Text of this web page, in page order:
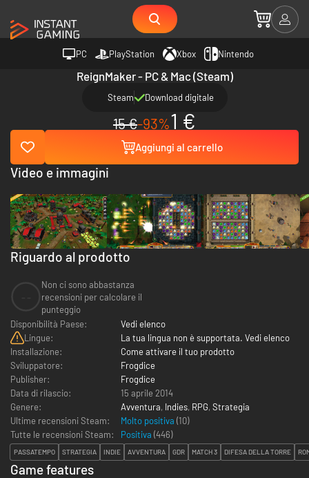
PC PlayStation Xbox Nintendo
ReignMaker - PC & Mac (Steam)
Steam Download digitale
15 €-93%1 €
Aggiungi al carrello
Riguardo al prodotto
Non ci sono abbastanza
recensioni per calcolare il
punteggio
Disponibilità Paese:
Vedi elenco
Lingue:
La tua lingua non è supportata. Vedi elenco
Installazione:
Come attivare il tuo prodotto
Sviluppatore:
Frogdice
Publisher:
Frogdice
Data di rilascio:
15 aprile 2014
Genere:
Avventura, Indies, RPG, Strategia
Ultime recensioni Steam:
Molto positiva (10)
Tutte le recensioni Steam:
Positiva (446)
PASSATEMPO STRATEGIA INDIE AVVENTURA GDR MATCH 3 DIFESA DELLA TORRE
Video e immagini
Game features